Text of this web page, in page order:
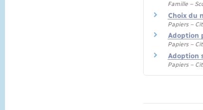
Famille –
Choix du
Papiers –
Adoption
Papiers –
Adoption
Papiers –